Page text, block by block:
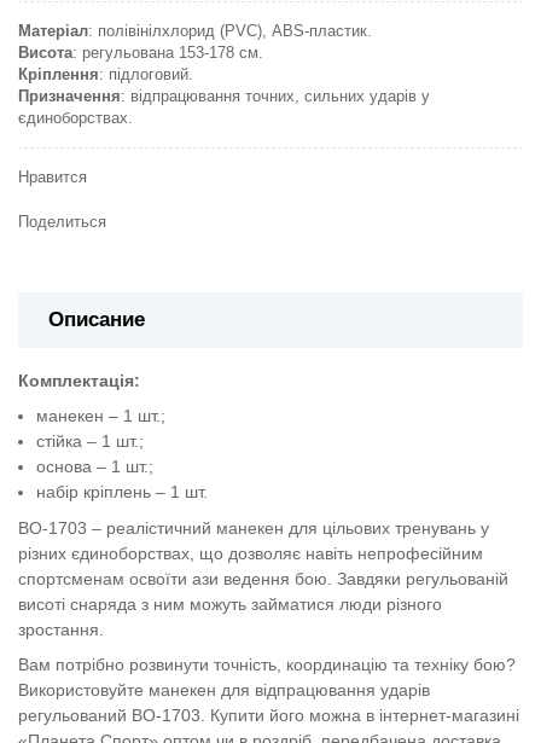
Матеріал: полівінілхлорид (PVC), ABS-пластик.
Висота: регульована 153-178 см.
Кріплення: підлоговий.
Призначення: відпрацювання точних, сильних ударів у
єдиноборствах.
Нравится
Поделиться
Описание
Комплектація:
манекен – 1 шт.;
стійка – 1 шт.;
основа – 1 шт.;
набір кріплень – 1 шт.
BO-1703 – реалістичний манекен для цільових тренувань у
різних єдиноборствах, що дозволяє навіть непрофесійним
спортсменам освоїти ази ведення бою. Завдяки регульованій
висоті снаряда з ним можуть займатися люди різного
зростання.
Вам потрібно розвинути точність, координацію та техніку бою?
Використовуйте манекен для відпрацювання ударів
регульований BO-1703. Купити його можна в інтернет-магазині